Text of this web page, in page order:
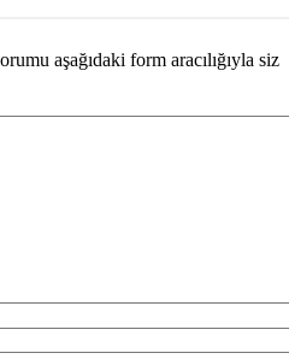
aşağıdaki form aracılığıyla siz